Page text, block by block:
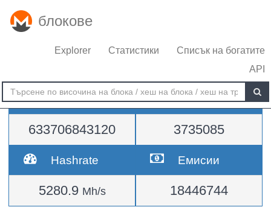
блокове
Explorer Статистики
Списък на богатите
API
Трудност
633706843120
височина
3735085
Hashrate
5280.9 Mh/s
Емисии
18446744